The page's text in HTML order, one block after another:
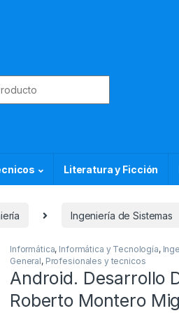
Literatura y Ficción
Ingeniería de Sistemas
Informática, Informática y Tecnología,
General, Profesionales y tecnicos
Android. Desarrollo
Roberto Montero